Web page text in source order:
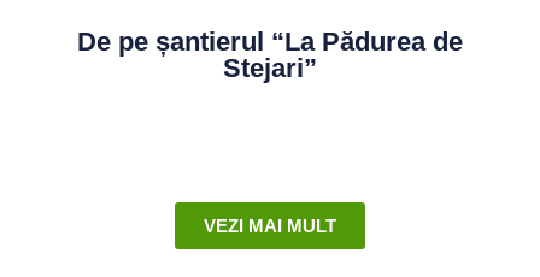
De pe șantierul “La Pădurea de
Stejari”
VEZI MAI MULT